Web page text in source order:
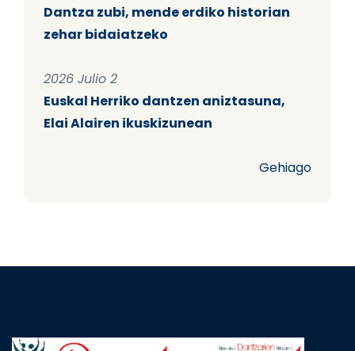
Dantza zubi, mende erdiko historian
zehar bidaiatzeko
2026 Julio 2
Euskal Herriko dantzen aniztasuna,
Elai Alairen ikuskizunean
Gehiago